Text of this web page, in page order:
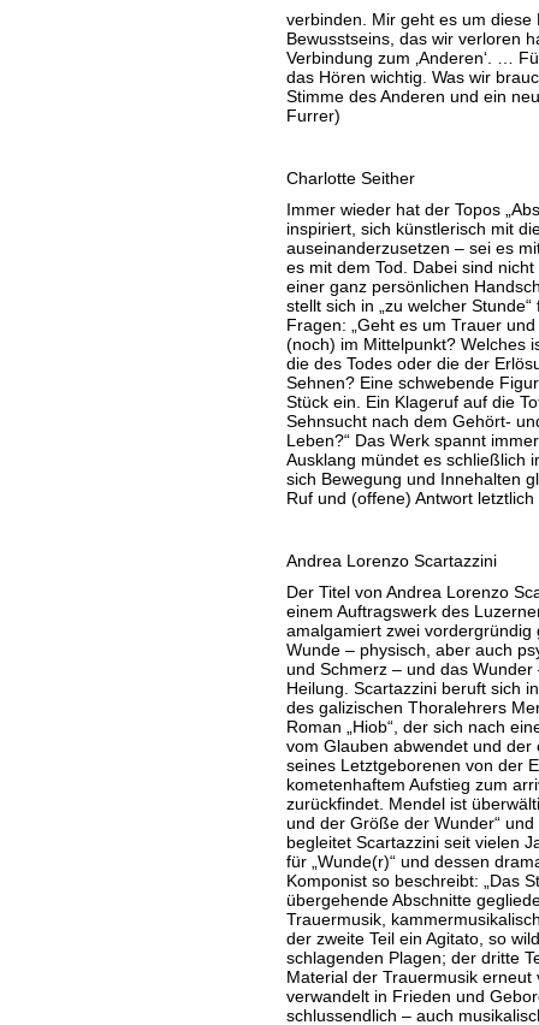
verbinden. Mir geht es um diese
Bewusstseins, das wir verloren
Verbindung zum ‚Anderen‘. …
das Hören wichtig. Was wir
Stimme des Anderen und ein
Furrer)
Charlotte Seither
Immer wieder hat der Topos
inspiriert, sich künstlerisch mit
auseinanderzusetzen – sei es
es mit dem Tod. Dabei sind
einer ganz persönlichen
stellt sich in „zu welcher
Fragen: „Geht es um Trauer
(noch) im Mittelpunkt? Welches
die des Todes oder die der
Sehnen? Eine schwebende
Stück ein. Ein Klageruf auf die
Sehnsucht nach dem Gehört-
Leben?“ Das Werk spannt
Ausklang mündet es schließlich
sich Bewegung und Innehalten
Ruf und (offene) Antwort letztlich
Andrea Lorenzo Scartazzini
Der Titel von Andrea Lorenzo
einem Auftragswerk des
amalgamiert zwei vordergründig
Wunde – physisch, aber auch
und Schmerz – und das
Heilung. Scartazzini beruft sich
des galizischen Thoralehrers
Roman „Hiob“, der sich nach
vom Glauben abwendet und
seines Letztgeborenen von der
kometenhaftem Aufstieg zum
zurückfindet. Mendel ist
und der Größe der Wunder“
begleitet Scartazzini seit vielen
für „Wunde(r)“ und dessen
Komponist so beschreibt: „Das
übergehende Abschnitte
Trauermusik,
der zweite Teil ein Agitato, so
schlagenden Plagen; der dritte
Material der Trauermusik
verwandelt in Frieden und
schlussendlich – auch